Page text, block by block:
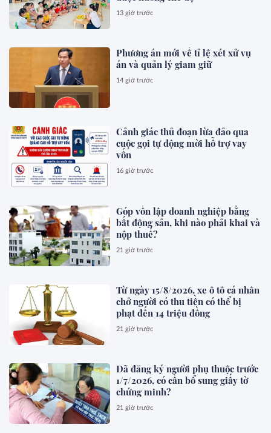
13 giờ trước
Phương án mới về tỉ lệ xét xử vụ
án và quản lý giam giữ
14 giờ trước
Cảnh giác thủ đoạn lừa đảo qua
cuộc gọi tự động mời hỗ trợ vay
vốn
16 giờ trước
Góp vốn lập doanh nghiệp bằng
bất động sản, khi nào phải khai và
nộp thuế?
21 giờ trước
Từ ngày 15/8/2026, xe ô tô cá nhân
chở người có thu tiền có thể bị
phạt đến 14 triệu đồng
21 giờ trước
Đã đăng ký người phụ thuộc trước
1/7/2026, có cần bổ sung giấy tờ
chứng minh?
21 giờ trước